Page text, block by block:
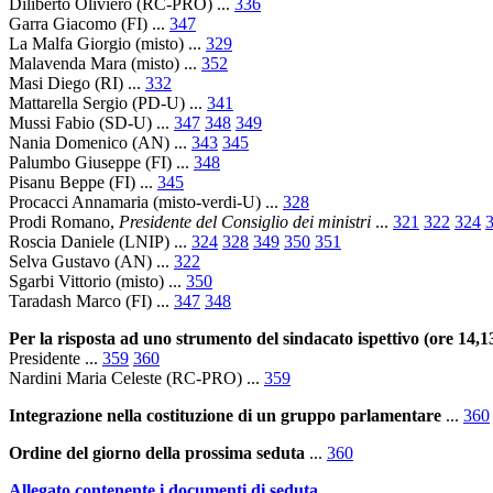
Garra Giacomo (FI) ... 347
La Malfa Giorgio (misto) ... 329
Malavenda Mara (misto) ... 352
Masi Diego (RI) ... 332
Mattarella Sergio (PD-U) ... 341
Mussi Fabio (SD-U) ... 347 348 349
Nania Domenico (AN) ... 343 345
Palumbo Giuseppe (FI) ... 348
Pisanu Beppe (FI) ... 345
Procacci Annamaria (misto-verdi-U) ... 328
Prodi Romano, Presidente del Consiglio dei ministri ... 321 322 324
Roscia Daniele (LNIP) ... 324 328 349 350 351
Selva Gustavo (AN) ... 322
Sgarbi Vittorio (misto) ... 350
Taradash Marco (FI) ... 347 348
Per la risposta ad uno strumento del sindacato ispettivo (ore
Presidente ... 359 360
Nardini Maria Celeste (RC-PRO) ... 359
Integrazione nella costituzione di un gruppo parlamentare ... 360
Ordine del giorno della prossima seduta ... 360